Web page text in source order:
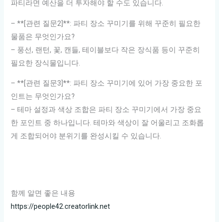
파티라면 예산을 더 투자해야 할 수도 있습니다.
– **[관련 질문2]**: 파티 장소 꾸미기를 위해 꾸준히 필요한
물품은 무엇인가요?
– 풍선, 랜턴, 꽃, 캔들, 테이블보다 작은 장식품 등이 꾸준히
필요한 장식물입니다.
– **[관련 질문3]**: 파티 장소 꾸미기에 있어 가장 중요한 포
인트는 무엇인가요?
– 테마 설정과 색상 조합은 파티 장소 꾸미기에서 가장 중요
한 포인트 중 하나입니다. 테마와 색상이 잘 어울리고 조화롭
게 조합되어야 분위기를 완성시킬 수 있습니다.
함께 알면 좋은 내용
https://people42.creatorlink.net